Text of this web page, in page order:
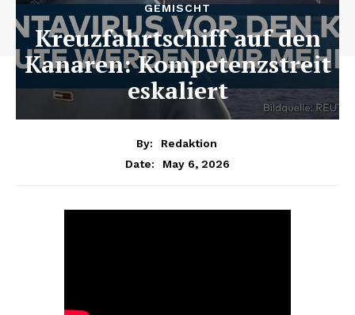
GEMISCHT
Kreuzfahrtschiff auf den
Kanaren: Kompetenzstreit
eskaliert
By:
Redaktion
Date:
May 6, 2026